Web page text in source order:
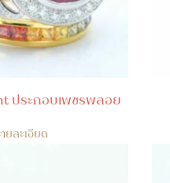
ประกอบเพชรพลอย
ยละเอียด